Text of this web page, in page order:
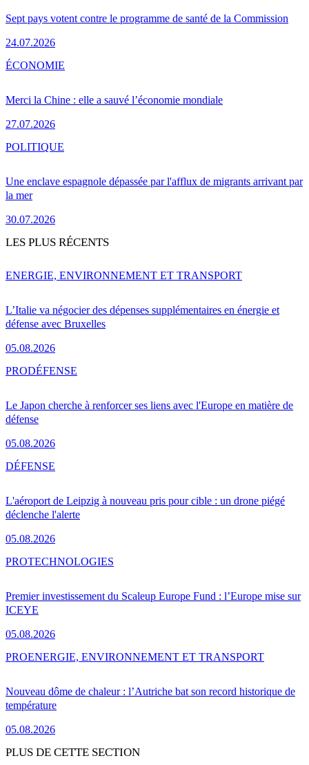
Sept pays votent contre le programme de santé de la Commission
24.07.2026
Merci la Chine : elle a sauvé l’économie mondiale
27.07.2026
ÉCONOMIE
Une enclave espagnole dépassée par l'afflux de migrants arrivant par
la mer
30.07.2026
POLITIQUE
LES PLUS RÉCENTS
L’Italie va négocier des dépenses supplémentaires en énergie et
défense avec Bruxelles
05.08.2026
ENERGIE, ENVIRONNEMENT ET TRANSPORT
Le Japon cherche à renforcer ses liens avec l'Europe en matière de
défense
05.08.2026
PRODÉFENSE
L'aéroport de Leipzig à nouveau pris pour cible : un drone piégé
déclenche l'alerte
05.08.2026
DÉFENSE
Premier investissement du Scaleup Europe Fund : l’Europe mise sur
ICEYE
05.08.2026
PROTECHNOLOGIES
Nouveau dôme de chaleur : l’Autriche bat son record historique de
température
05.08.2026
PROENERGIE, ENVIRONNEMENT ET TRANSPORT
PLUS DE CETTE SECTION